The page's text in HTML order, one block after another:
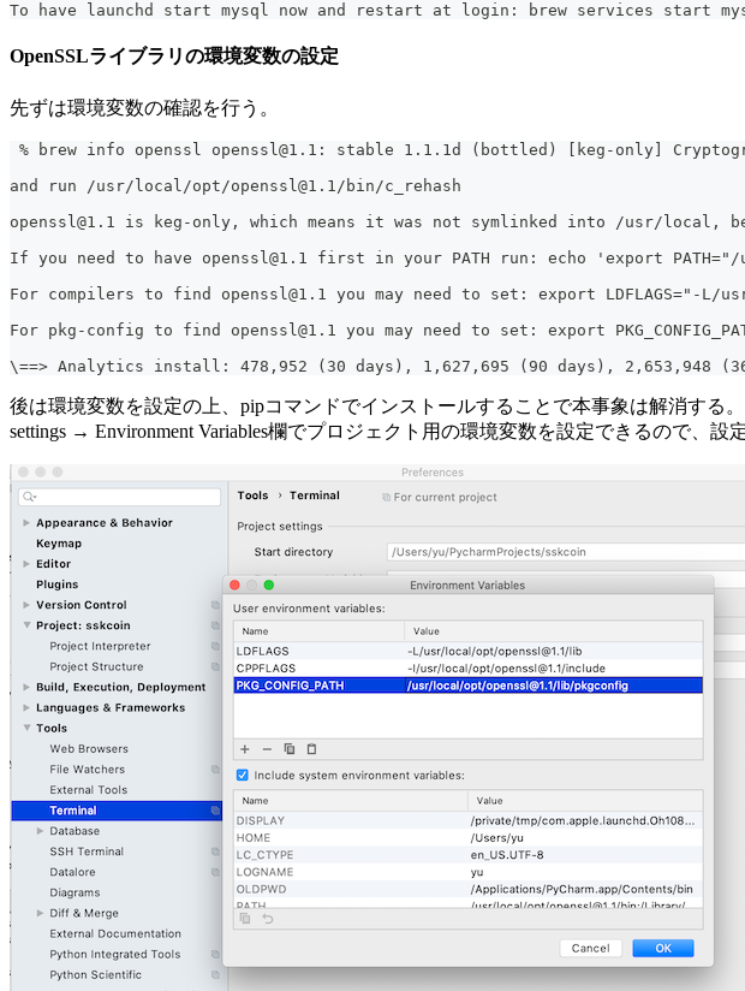
To have launchd start mysql now and restart at login: brew services start
OpenSSLライブラリの環境変数の設定
先ずは環境変数の確認を行う。
% brew info openssl openssl@1.1: stable 1.1.1d (bottled) [keg-only]
and run /usr/local/opt/openssl@1.1/bin/c_rehash
openssl@1.1 is keg-only, which means it was not symlinked into /usr/local,
If you need to have openssl@1.1 first in your PATH run: echo 'export
For compilers to find openssl@1.1 you may need to set: export LDFLAGS="-
For pkg-config to find openssl@1.1 you may need to set: export
\==> Analytics install: 478,952 (30 days), 1,627,695 (90 days), 2,653,948
後は環境変数を設定の上、pipコマンドでインストールすることで本事象は解消する
settings → Environment Variables欄でプロジェクト用の環境変数を設定できるので、設